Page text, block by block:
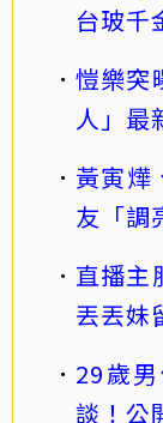
台玻千
愷樂突
人」最
黃寅燁
友「調
直播主
丟丟妹
29歲
談！公